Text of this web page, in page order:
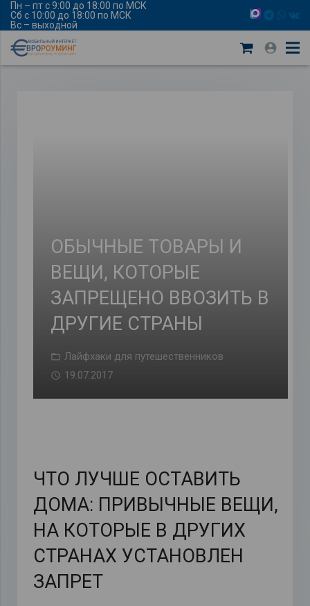
Пн – пт с 9:00 до 18:00 по МСК
Сб с 10:00 до 18:00 по МСК
Вс – выходной
ОБЫЧНЫЕ ТОВАРЫ И
ВЕЩИ, КОТОРЫЕ
ЗАПРЕЩЕНО ВВОЗИТЬ В
ДРУГИЕ СТРАНЫ
Лайфхаки для путешественников
19.07.2017
ЧТО ЛУЧШЕ ОСТАВИТЬ
ДОМА: ПРИВЫЧНЫЕ ВЕЩИ,
НА КОТОРЫЕ В ДРУГИХ
СТРАНАХ УСТАНОВЛЕН
ЗАПРЕТ